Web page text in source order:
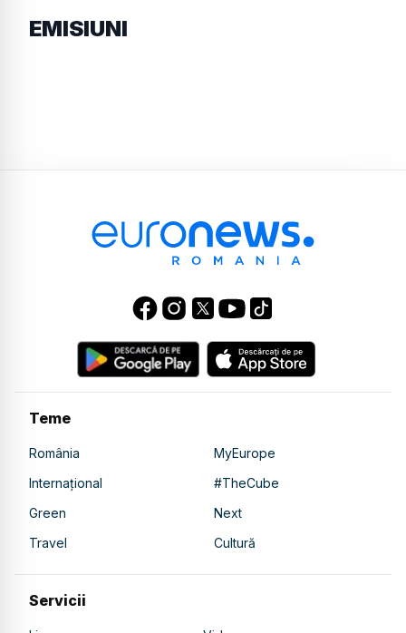
EMISIUNI
Teme
România
MyEurope
Internațional
#TheCube
Green
Next
Travel
Cultură
Servicii